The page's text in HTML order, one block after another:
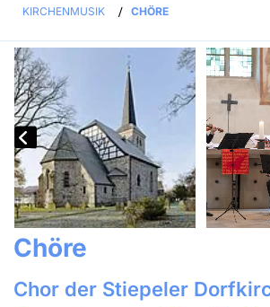
KIRCHENMUSIK / CHÖRE
Chöre
Chor der Stiepeler